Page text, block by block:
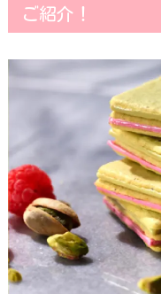
ご紹介！